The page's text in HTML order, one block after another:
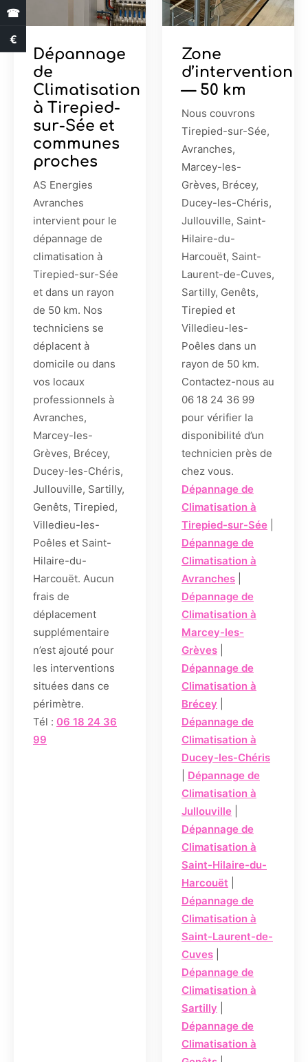
Dépannage
de
Climatisation
à Tirepied-
sur-Sée et
communes
proches
AS Energies
Avranches
intervient pour le
dépannage de
climatisation à
Tirepied-sur-Sée
et dans un rayon
de 50 km. Nos
techniciens se
déplacent à
domicile ou dans
vos locaux
professionnels à
Avranches,
Marcey-les-
Grèves, Brécey,
Ducey-les-Chéris,
Jullouville, Sartilly,
Genêts, Tirepied,
Villedieu-les-
Poêles et Saint-
Hilaire-du-
Harcouët. Aucun
frais de
déplacement
supplémentaire
n’est ajouté pour
les interventions
situées dans ce
périmètre.
Tél : 06 18 24 36
99
Zone
d’intervention
— 50 km
Nous couvrons
Tirepied-sur-Sée,
Avranches,
Marcey-les-
Grèves, Brécey,
Ducey-les-Chéris,
Jullouville, Saint-
Hilaire-du-
Harcouët, Saint-
Laurent-de-Cuves,
Sartilly, Genêts,
Tirepied et
Villedieu-les-
Poêles dans un
rayon de 50 km.
Contactez-nous au
06 18 24 36 99
pour vérifier la
disponibilité d’un
technicien près de
chez vous.
Dépannage de
Climatisation à
Tirepied-sur-Sée
Dépannage de
Climatisation à
Avranches
Dépannage de
Climatisation à
Marcey-les-
Grèves
Dépannage de
Climatisation à
Brécey
Dépannage de
Climatisation à
Ducey-les-Chéris
Dépannage de
Climatisation à
Jullouville
Dépannage de
Climatisation à
Saint-Hilaire-du-
Harcouët
Dépannage de
Climatisation à
Saint-Laurent-de-
Cuves
Dépannage de
Climatisation à
Sartilly
Dépannage de
Climatisation à
☎
€